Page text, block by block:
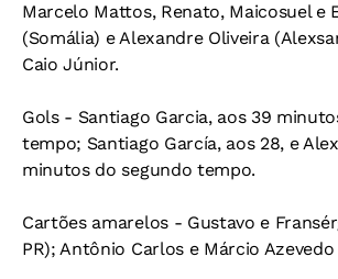
Marcelo Mattos, Renato, Maicosuel e
(Somália) e Alexandre Oliveira
Caio Júnior.
Gols - Santiago Garcia, aos 39
tempo; Santiago García, aos 28, e
minutos do segundo tempo.
Cartões amarelos - Gustavo e
PR); Antônio Carlos e Márcio